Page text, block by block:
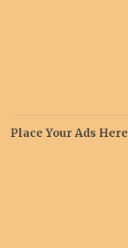
Place Your Ads Here